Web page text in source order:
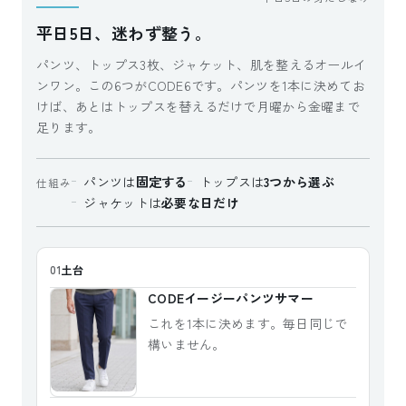
平日5日、迷わず整う。
パンツ、トップス3枚、ジャケット、肌を整えるオールイ
ンワン。この6つがCODE6です。パンツを1本に決めてお
けば、あとはトップスを替えるだけで月曜から金曜まで
足ります。
仕組み パンツは固定する トップスは3つから選ぶ
ジャケットは必要な日だけ
01土台
CODEイージーパンツサマー
これを1本に決めます。毎日同じで
構いません。